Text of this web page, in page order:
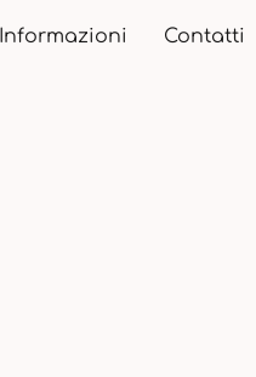
Informazioni Contatti